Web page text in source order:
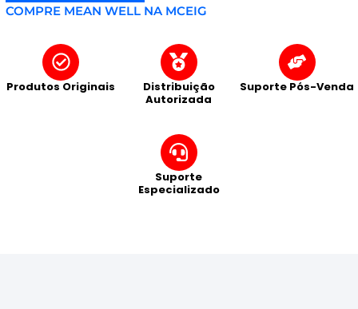
COMPRE MEAN WELL NA MCEIG
Produtos Originais
Distribuição
Autorizada
Suporte Pós-Venda
Suporte
Especializado